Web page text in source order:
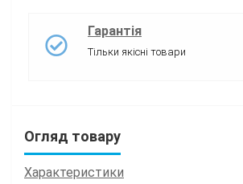
Гарантія
Тільки якісні товари
Огляд товару
Характеристики